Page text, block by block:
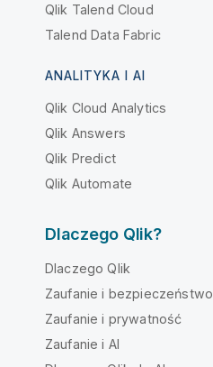
Qlik Talend Cloud
Talend Data Fabric
ANALITYKA I AI
Qlik Cloud Analytics
Qlik Answers
Qlik Predict
Qlik Automate
Dlaczego Qlik?
Dlaczego Qlik
Zaufanie i bezpieczeństwo
Zaufanie i prywatność
Zaufanie i AI